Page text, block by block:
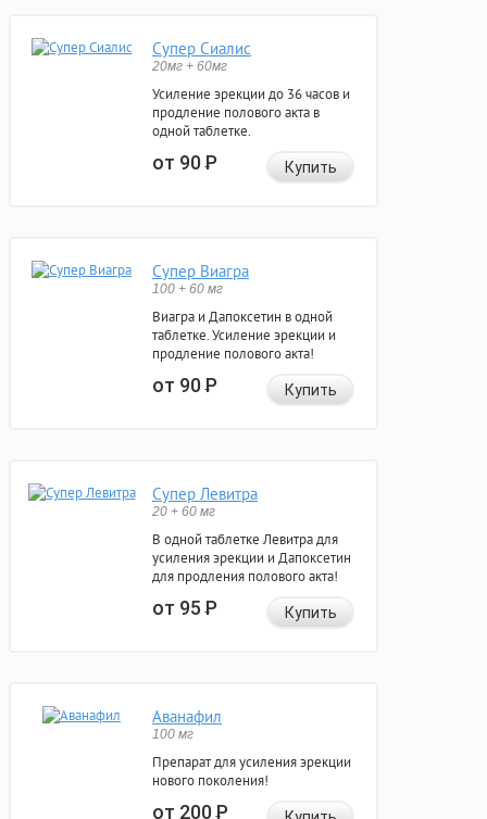
Супер Сиалис
20мг + 60мг
Усиление эрекции до 36 часов и
продление полового акта в
одной таблетке.
от 90Р Купить
Супер Виагра
100 + 60 мг
Виагра и Дапоксетин в одной
таблетке. Усиление эрекции и
продление полового акта!
от 90Р Купить
Супер Левитра
20 + 60 мг
В одной таблетке Левитра для
усиления эрекции и Дапоксетин
для продления полового акта!
от 95Р Купить
Аванафил
100 мг
Препарат для усиления эрекции
нового поколения!
от 200Р